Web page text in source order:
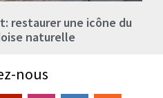
restaurer une icône du
naturelle
nous